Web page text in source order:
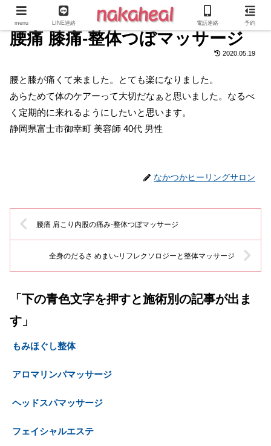
腰痛 膝痛-整体つぼマッサージ
2020.05.19
腰と膝が痛くて来ました。とても楽になりました。
あらためて体のケアーって大切だなぁと思いました。なるべ
く定期的に来れるようにしたいと思います。
静岡県富士市御幸町 美容師 40代 男性
なかつかヒーリングサロン
腰痛 肩こり内股の痛み-整体つぼマッサージ
全身のだるさ めまい-リフレクソロジーと整体マッサージ
「下の青色文字を押すと施術別の記事が出ま
す」
もみほぐし整体
アロマリンパマッサージ
ヘッドスパマッサージ
フェイシャルエステ
menu LINE連絡 電話連絡 予約